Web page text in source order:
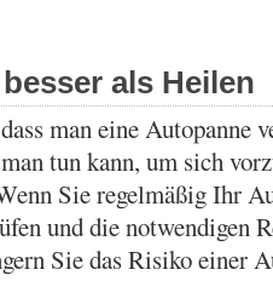
als Heilen
man eine Autopanne
tun kann, um sich
Sie regelmäßig Ihr
und die notwendigen
Sie das Risiko einer